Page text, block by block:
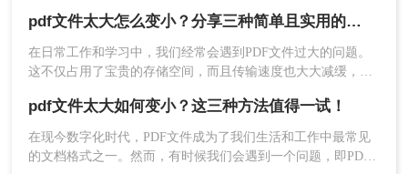
量、删除不必要的元数据等，从而进一步减小文件大
小。下面以转转大师PDF压缩操作为例。
操作如下：
1、下载客户端，安装并打开。
重要。那么pdf文件太大怎么压缩变小呢？本文将为您介绍三种
实用的PDF压缩方法，帮助您轻松将PDF文件压缩变小。
pdf文件太大怎么变小？分享三种简单且实用的方法！
在日常工作和学习中，我们经常会遇到PDF文件过大的问题。
这不仅占用了宝贵的存储空间，而且传输速度也大大减缓，给
难题，本文为大家提供了三种简单且实用的方法来减小PDF文
件的大小。
pdf文件太大如何变小？这三种方法值得一试！
在现今数字化时代，PDF文件成为了我们生活和工作中最常见
的文档格式之一。然而，有时候我们会遇到一个问题，即PDF